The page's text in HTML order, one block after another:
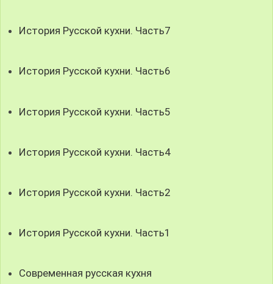
История Русской кухни. Часть7
История Русской кухни. Часть6
История Русской кухни. Часть5
История Русской кухни. Часть4
История Русской кухни. Часть2
История Русской кухни. Часть1
Современная русская кухня